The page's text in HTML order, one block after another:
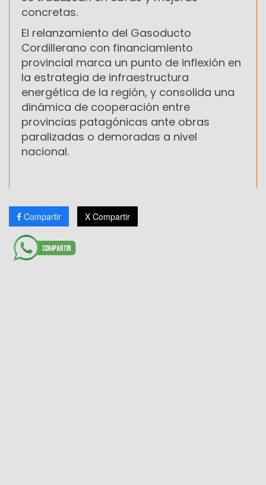
concretas.
El relanzamiento del Gasoducto
Cordillerano con financiamiento
provincial marca un punto de inflexión en
la estrategia de infraestructura
energética de la región, y consolida una
dinámica de cooperación entre
provincias patagónicas ante obras
paralizadas o demoradas a nivel
nacional.
Compartir X Compartir